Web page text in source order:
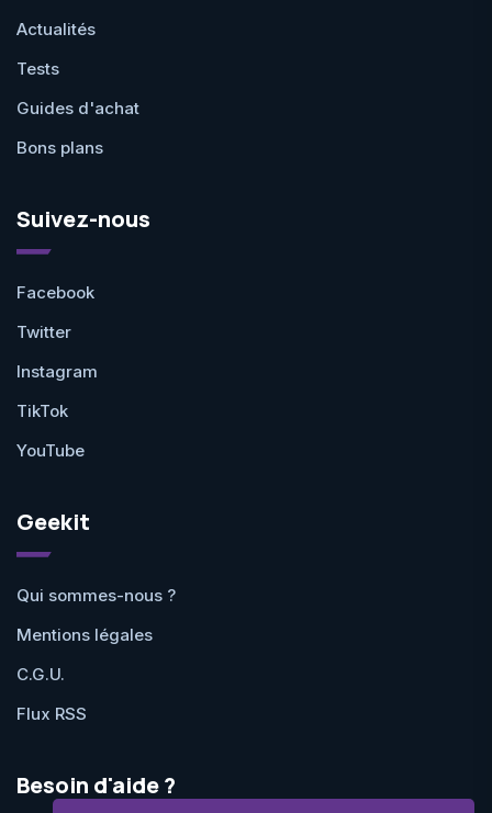
Actualités
Tests
Guides d'achat
Bons plans
Suivez-nous
Facebook
Twitter
Instagram
TikTok
YouTube
Geekit
Qui sommes-nous ?
Mentions légales
C.G.U.
Flux RSS
Besoin d'aide ?